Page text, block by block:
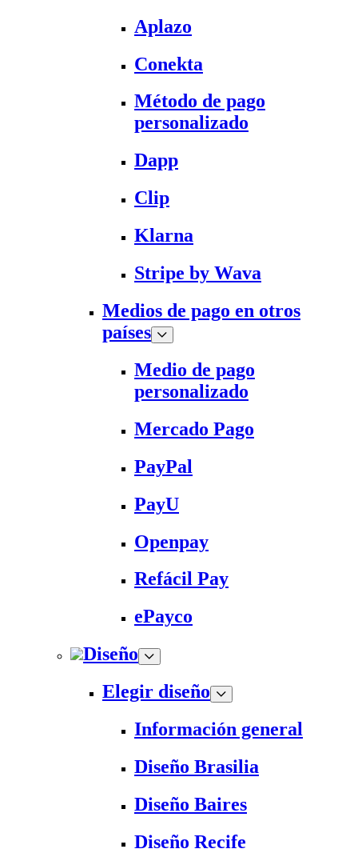
Aplazo
Conekta
Método de pago
personalizado
Dapp
Clip
Klarna
Stripe by Wava
Medios de pago en otros
países
Medio de pago
personalizado
Mercado Pago
PayPal
PayU
Openpay
Refácil Pay
ePayco
Diseño
Elegir diseño
Información general
Diseño Brasilia
Diseño Baires
Diseño Recife